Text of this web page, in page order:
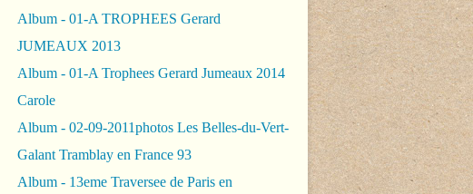
Album - 01-A TROPHEES Gerard
JUMEAUX 2013
Album - 01-A Trophees Gerard Jumeaux 2014
Carole
Album - 02-09-2011photos Les Belles-du-Vert-
Galant Tramblay en France 93
Album - 13eme Traversee de Paris en